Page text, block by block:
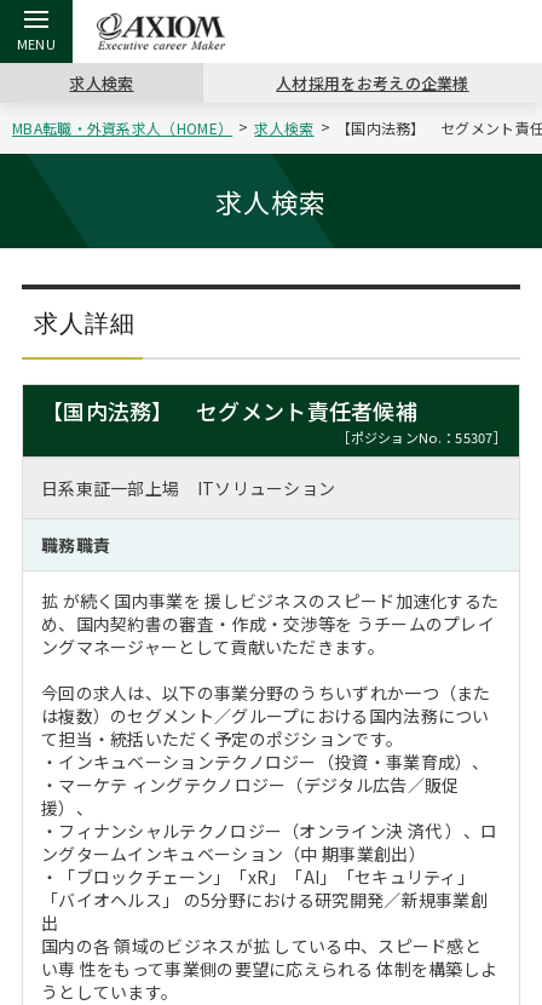
戻る
アクシアムの特長
戻る
コンサ
サービス案内
戻る
キャリ
コンサルタントの紹介
戻る
キャリア支援 TOP
キャリアデザイン講座
（最新求人市場動向）
戻る
MBAの
おわり
ステージ別アドバイス
MBAの転職事例
MBAからのFAQ
MBA留学生数の推移
戻る
日本か
MBAを生かす求人特集
年齢と年収の相関図
戻る
転職ツール TOP
英文レジュメの書き方
戻る
パワー
職務経歴書の書き方
外資系／面接攻略のコツ
戻る
転職コラム TOP
“展”職相談室
転職市場の明日をよめ
キャリアに効く一冊
注目企業インタビュー
戻る
イベント・セミナー TOP
ジョブフェア
キャリアデザインセミナー
プロ経営者の特別セミナー
Career Talk Live
MBA NETWORKING
戻る
会社概要 TOP
沿革
主なクライアント
パブリシティ
ニュースリリース
求人検索 人材採用をお考えの企業様
MBA転職・外資系求人（HOME） 求人検索 【国内法務】 セグメント責
求人検索
求人詳細
【国内法務】 セグメント責任者候補
［ポジションNo.：55307］
日系東証一部上場 ITソリューション
職務職責
拡 が続く国内事業を 援しビジネスのスピード加速化するた
め、国内契約書の審査・作成・交渉等を うチームのプレイ
ングマネージャーとして貢献いただきます。
今回の求人は、以下の事業分野のうちいずれか一つ（また
は複数）のセグメント／グループにおける国内法務につい
て担当・統括いただく予定のポジションです。
・インキュベーションテクノロジー（投資・事業育成）、
・マーケテ ィングテクノロジー（デジタル広告／販促
援）、
・フィナンシャルテクノロジー（オンライン決 済代 ）、ロ
ングタームインキュベーション（中 期事業創出）
・「ブロックチェーン」「xR」「AI」「セキュリティ」
「バイオヘルス」 の5分野における研究開発／新規事業創
出
国内の各 領域のビジネスが拡 している中、スピード感と
い専 性をもって事業側の要望に応えられる 体制を構築しよ
うとしています。